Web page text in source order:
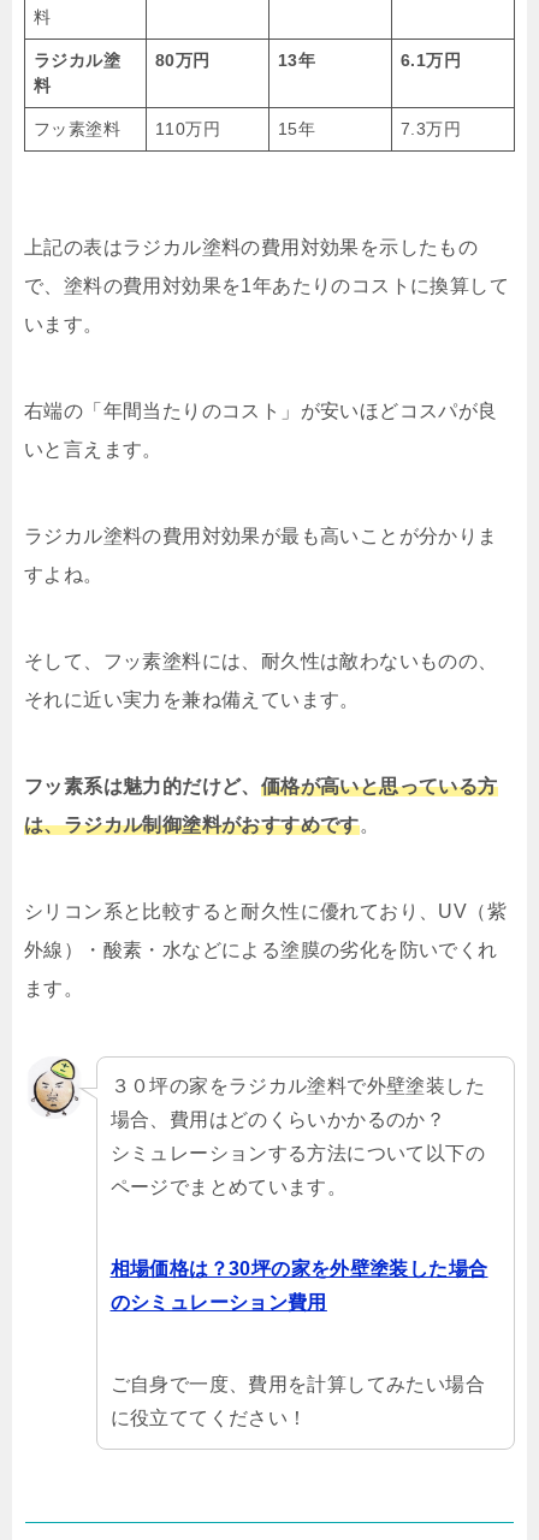
料
ラジカル塗
料
80万円 13年 6.1万円
フッ素塗料 110万円 15年 7.3万円
上記の表はラジカル塗料の費用対効果を示したもの
で、塗料の費用対効果を1年あたりのコストに換算して
います。
右端の「年間当たりのコスト」が安いほどコスパが良
いと言えます。
ラジカル塗料の費用対効果が最も高いことが分かりま
すよね。
そして、フッ素塗料には、耐久性は敵わないものの、
それに近い実力を兼ね備えています。
フッ素系は魅力的だけど、 価格が高いと思っている方
は、ラジカル制御塗料がおすすめです。
シリコン系と比較すると耐久性に優れており、UV（紫
外線）・酸素・水などによる塗膜の劣化を防いでくれ
ます。
３０坪の家をラジカル塗料で外壁塗装した
場合、費用はどのくらいかかるのか？
シミュレーションする方法について以下の
ページでまとめています。
相場価格は？30坪の家を外壁塗装した場合
のシミュレーション費用
ご自身で一度、費用を計算してみたい場合
に役立ててください！